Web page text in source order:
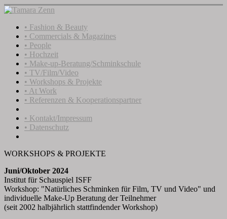
• Fashion & Beauty
• Commercials & Magazines
• People
• Hochzeit
• Make-up-Beratung/Schminkschule
• TV/Film/Video
• Workshops & Projekte
• At Work
• Referenzen & Kooperationspartner
• Kontakt/Impressum
• Datenschutz
WORKSHOPS & PROJEKTE
Juni/Oktober 2024
Institut für Schauspiel ISFF
Workshop: "Natürliches Schminken für Film, TV und Video" und
individuelle Make-Up Beratung der Teilnehmer
(seit 2002 halbjährlich stattfindender Workshop)